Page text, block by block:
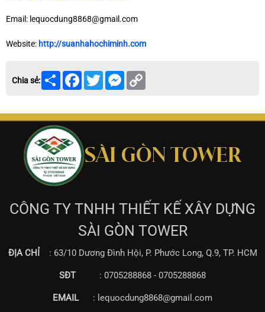
Email: lequocdung8868@gmail.com
Website: http://suanhahochiminh.com
Chia sẻ: Share Facebook
TwitterMessenger
SÀI GÒN TOWER
CÔNG TY TNHH THIẾT KẾ XÂY DỰNG
SÀI GÒN TOWER
ĐỊA CHỈ : 63/10 Dương Đình Hội, P. Phước Long, Q.9, TP. HCM
SĐT: 0705288868 - 0705288868
EMAIL: lequocdung8868@gmail.com